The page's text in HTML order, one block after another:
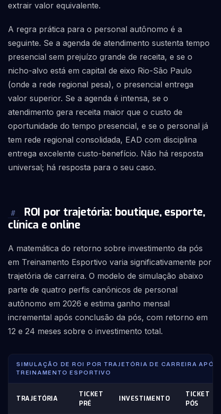
extrair valor equivalente.
A regra prática para o personal autônomo é a
seguinte. Se a agenda de atendimento sustenta tempo
presencial sem prejuízo grande de receita, e se o
nicho-alvo está em capital de eixo Rio-São Paulo
(onde a rede regional pesa), o presencial entrega
valor superior. Se a agenda é intensa, se o
atendimento gera receita maior que o custo de
oportunidade do tempo presencial, e se o personal já
tem rede regional consolidada, EAD com disciplina
entrega excelente custo-benefício. Não há resposta
universal; há resposta para o seu caso.
#
ROI por trajetória: boutique, esporte,
clínica e online
A matemática do retorno sobre investimento da pós
em Treinamento Esportivo varia significativamente por
trajetória de carreira. O modelo de simulação abaixo
parte de quatro perfis canônicos de personal
autônomo em 2026 e estima ganho mensal
incremental após conclusão da pós, com retorno em
12 e 24 meses sobre o investimento total.
SIMULAÇÃO DE ROI POR TRAJETÓRIA DE CARREIRA APÓS
TREINAMENTO ESPORTIVO
TRAJETÓRIA
TICKET
PRÉ
INVESTIMENTO
TICKET
PÓS